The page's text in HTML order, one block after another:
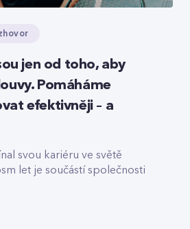
jen od toho, aby
Pomáháme
efektivněji – a
svou kariéru ve světě
let je součástí společnosti